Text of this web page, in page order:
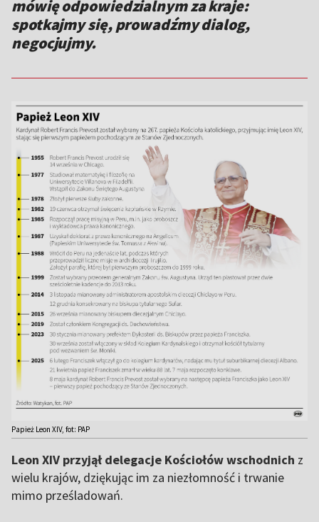
mówię odpowiedzialnym za kraje:
spotkajmy się, prowadźmy dialog,
negocjujmy.
Papież Leon XIV, fot: PAP
Leon XIV przyjął delegacje Kościołów wschodnich z
wielu krajów, dziękując im za niezłomność i trwanie
mimo prześladowań.